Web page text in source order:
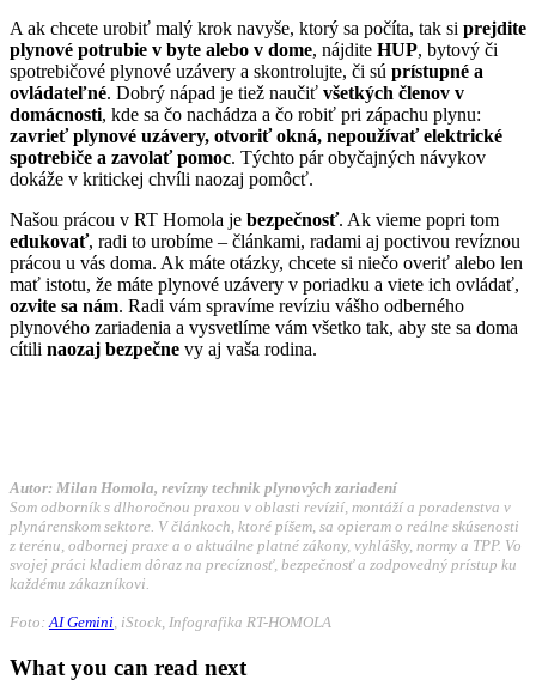
A ak chcete urobiť malý krok navyše, ktorý sa počíta, tak si prejdite
plynové potrubie v byte alebo v dome, nájdite HUP, bytový či
spotrebičové plynové uzávery a skontrolujte, či sú prístupné a
ovládateľné. Dobrý nápad je tiež naučiť všetkých členov v
domácnosti, kde sa čo nachádza a čo robiť pri zápachu plynu:
zavrieť plynové uzávery, otvoriť okná, nepoužívať elektrické
spotrebiče a zavolať pomoc. Týchto pár obyčajných návykov
dokáže v kritickej chvíli naozaj pomôcť.
Našou prácou v RT Homola je bezpečnosť. Ak vieme popri tom
edukovať, radi to urobíme – článkami, radami aj poctivou revíznou
prácou u vás doma. Ak máte otázky, chcete si niečo overiť alebo len
mať istotu, že máte plynové uzávery v poriadku a viete ich ovládať,
ozvite sa nám. Radi vám spravíme revíziu vášho odberného
plynového zariadenia a vysvetlíme vám všetko tak, aby ste sa doma
cítili naozaj bezpečne vy aj vaša rodina.
Autor: Milan Homola, revízny technik plynových zariadení
Som odborník s dlhoročnou praxou v oblasti revízií, montáží a poradenstva v
plynárenskom sektore. V článkoch, ktoré píšem, sa opieram o reálne skúsenosti
z terénu, odbornej praxe a o aktuálne platné zákony, vyhlášky, normy a TPP. Vo
svojej práci kladiem dôraz na precíznosť, bezpečnosť a zodpovedný prístup ku
každému zákazníkovi.
Foto:AI Gemini, iStock, Infografika RT-HOMOLA
What you can read next